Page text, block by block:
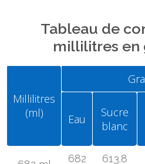
Tableau de
millilitres en
Millilitres
(ml)
Eau
Sucre
blanc
682
613.8